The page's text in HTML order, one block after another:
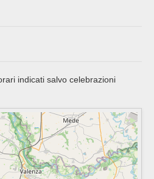
indicati salvo celebrazioni